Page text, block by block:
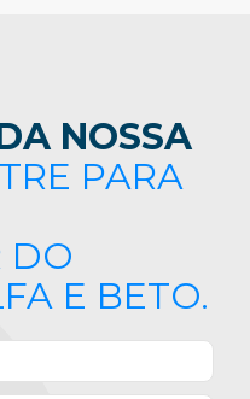
NOSSA
PARA
DO
E BETO.